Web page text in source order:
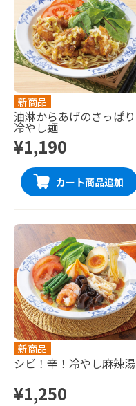
新商品
油淋からあげのさっぱり
冷やし麺
¥1,190
カート商品追加
新商品
シビ！辛！冷やし麻辣湯
¥1,250